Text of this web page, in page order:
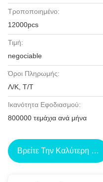
Τροποποιημένο:
12000pcs
Τιμή:
negociable
Όροι Πληρωμής:
Λ/Κ, Τ/Τ
Ικανότητα Εφοδιασμού:
800000 τεμάχια ανά μήνα
Βρείτε Την Καλύτερη Τιμή